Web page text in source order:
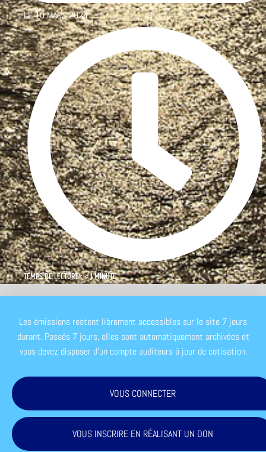
LE10 MARS 2024
TEMPS DE LECTURE : < 1 MINUTE
Les émissions restent librement accessibles sur le site 7 jours
durant. Passés 7 jours, elles sont automatiquement archivées et
vous devez disposer d'un compte auditeurs à jour de cotisation.
VOUS CONNECTER
VOUS INSCRIRE EN RÉALISANT UN DON